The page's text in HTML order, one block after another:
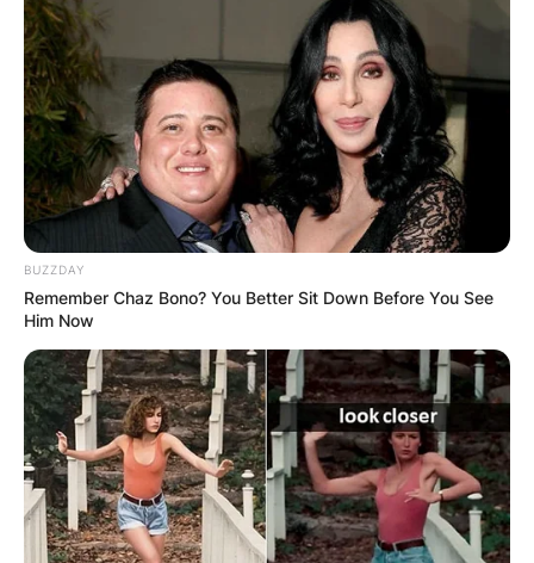
моштите на Свети Никита. Од неплодни
парови благословени со деца до осамени
срца кои наоѓаат партнери, каменот на
манастирот стана светилник на надеж.
Мајките ги носат своите немирни деца
барајќи утеха, додека студентите се молат
за академски успех, па дури и политичарите
бараат божествена милост во нивните
напори.
молитви се издвојува една – жена, некогаш
неплодна, која денес го лулка својот
новороден син. Друга приказна раскажува
за еден ерген кој наоѓа љубов откако се
помолил во манастирот. А ваквите
приказни, служат како доказ за трајната
BUZZDAY
Remember Chaz Bono? You Better Sit Down Before You See
Him Now